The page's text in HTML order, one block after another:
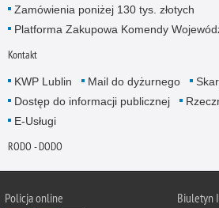
Zamówienia poniżej 130 tys. złotych
Platforma Zakupowa Komendy
Kontakt
KWP Lublin Mail do dyżurnego
Dostęp do informacji publicznej
E-Usługi
RODO - DODO
Policja online
Biuletyn